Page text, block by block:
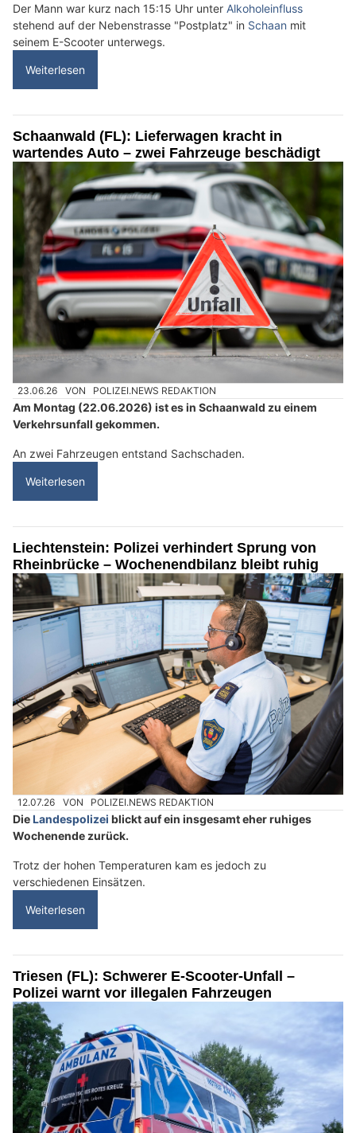
Der Mann war kurz nach 15:15 Uhr unter Alkoholeinfluss
stehend auf der Nebenstrasse "Postplatz" in Schaan mit
seinem E-Scooter unterwegs.
Weiterlesen
Schaanwald (FL): Lieferwagen kracht in
wartendes Auto – zwei Fahrzeuge beschädigt
23.06.26 VON POLIZEI.NEWS REDAKTION
Am Montag (22.06.2026) ist es in Schaanwald zu einem
Verkehrsunfall gekommen.
An zwei Fahrzeugen entstand Sachschaden.
Weiterlesen
Liechtenstein: Polizei verhindert Sprung von
Rheinbrücke – Wochenendbilanz bleibt ruhig
12.07.26 VON POLIZEI.NEWS REDAKTION
DieLandespolizei blickt auf ein insgesamt eher ruhiges
Wochenende zurück.
Trotz der hohen Temperaturen kam es jedoch zu
verschiedenen Einsätzen.
Weiterlesen
Triesen (FL): Schwerer E-Scooter-Unfall –
Polizei warnt vor illegalen Fahrzeugen